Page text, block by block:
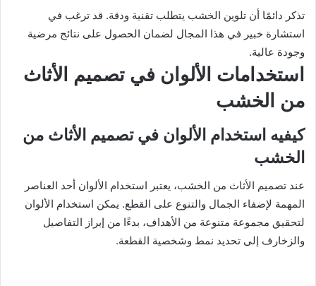
تذكر دائمًا أن تلوين الخشب يتطلب تقنية ودقة. قد ترغب في
استشارة خبير في هذا المجال لضمان الحصول على نتائج مرضية
وجودة عالية.
استخدامات الألوان في تصميم الأثاث
من الخشب
كيفيه استخدام الألوان في تصميم الأثاث من
الخشب
عند تصميم الأثاث من الخشب، يعتبر استخدام الألوان أحد العناصر
المهمة لإضفاء الجمال والتنوع على القطع. يمكن استخدام الألوان
لتحقيق مجموعة متنوعة من الأهداف، بدءًا من إبراز التفاصيل
والزخارف إلى تحديد نمط وشخصية القطعة.